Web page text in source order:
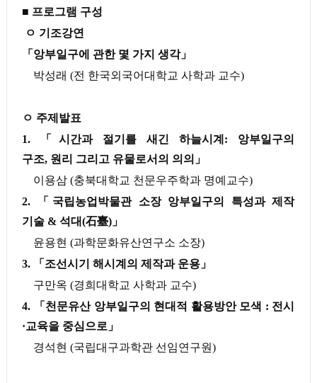
■ 프로그램 구성
ㅇ 기조강연
「 앙부일구에 관한 몇 가지 생각」
박성래(전 한국외국어대학교 사학과 교수)
ㅇ 주제발표
1.
「시간과 절기를 새긴 하늘시계 : 앙부일구의
구조, 원리 그리고 유물로서의 의의 」
이용삼(충북대학교 천문우주학과 명예교수)
2.
「 국립농업박물관 소장 앙부일구의 특성과 제작
기술 &석대(石臺) 」
윤용현(과학문화유산연구소 소장)
3.
「 조선시기 해시계의 제작과 운용 」
구만옥(경희대학교 사학과 교수)
4.
「 천문유산 앙부일구의 현대적 활용방안 모색 : 전시
·교육을 중심으로 」
경석현(국립대구과학관 선임연구원)